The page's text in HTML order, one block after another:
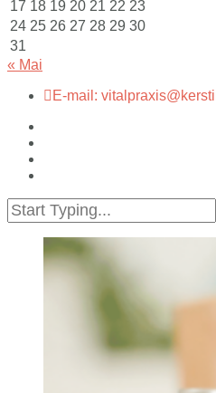
17 18 19 20 21 22 23
24 25 26 27 28 29 30
31
« Mai
E-mail: